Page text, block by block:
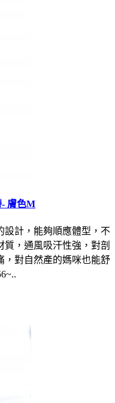
- 膚色M
設計，能夠順應體型，不
，通風吸汗性強，對剖
，對自然產的媽咪也能舒